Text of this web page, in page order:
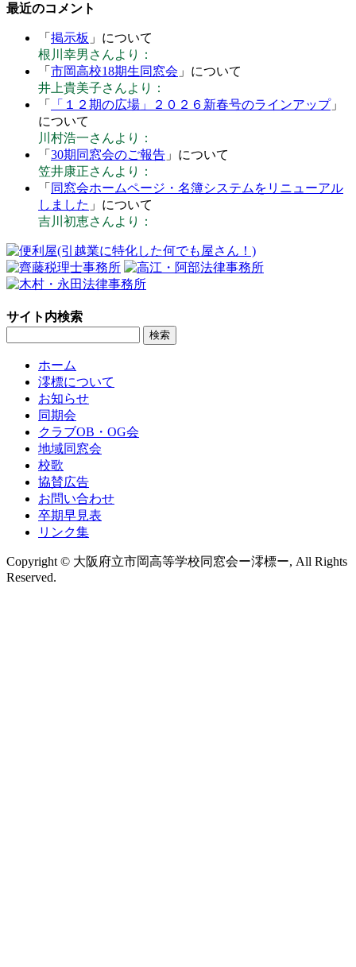
最近のコメント
「 掲示板 」について
根川幸男さんより：
「 市岡高校18期生同窓会 」について
井上貴美子さんより：
「
「１２期の広場」２０２６新春号のラインアップ」
について
川村浩一さんより：
「 30期同窓会のご報告 」について
笠井康正さんより：
「 同窓会ホームページ・名簿システムをリニューアル
しました 」について
吉川初恵さんより：
サイト内検索
ホーム
澪標について
お知らせ
同期会
クラブOB・OG会
地域同窓会
校歌
協賛広告
お問い合わせ
卒期早見表
リンク集
Copyright © 大阪府立市岡高等学校同窓会ー澪標ー, All Rights
Reserved.